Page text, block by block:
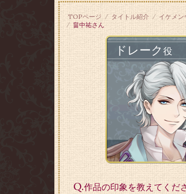
TOPページ タイトル紹介 イケメ
畠中祐さん
ドレーク 役
Q.作品の印象を教えてくだ